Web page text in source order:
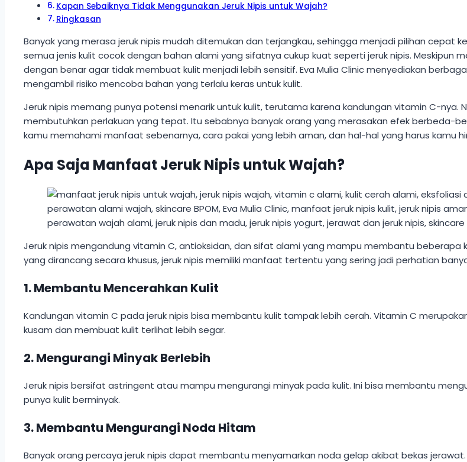
Kapan Sebaiknya Tidak Menggunakan Jeruk Nipis untuk Wajah?
Ringkasan
Banyak yang merasa jeruk nipis mudah ditemukan dan terjangkau, sehingga menjadi pilihan cepat
semua jenis kulit cocok dengan bahan alami yang sifatnya cukup kuat seperti jeruk nipis. Meskipun
dengan benar agar tidak membuat kulit menjadi lebih sensitif. Eva Mulia Clinic menyediakan
mengambil risiko mencoba bahan yang terlalu keras untuk kulit.
Jeruk nipis memang punya potensi menarik untuk kulit, terutama karena kandungan vitamin C-nya.
membutuhkan perlakuan yang tepat. Itu sebabnya banyak orang yang merasakan efek berbeda-
kamu memahami manfaat sebenarnya, cara pakai yang lebih aman, dan hal-hal yang harus kamu
Apa Saja Manfaat Jeruk Nipis untuk Wajah?
Jeruk nipis mengandung vitamin C, antioksidan, dan sifat alami yang mampu membantu beberapa
yang dirancang secara khusus, jeruk nipis memiliki manfaat tertentu yang sering jadi perhatian
1. Membantu Mencerahkan Kulit
Kandungan vitamin C pada jeruk nipis bisa membantu kulit tampak lebih cerah. Vitamin C
kusam dan membuat kulit terlihat lebih segar.
2. Mengurangi Minyak Berlebih
Jeruk nipis bersifat astringent atau mampu mengurangi minyak pada kulit. Ini bisa membantu
punya kulit berminyak.
3. Membantu Mengurangi Noda Hitam
Banyak orang percaya jeruk nipis dapat membantu menyamarkan noda gelap akibat bekas